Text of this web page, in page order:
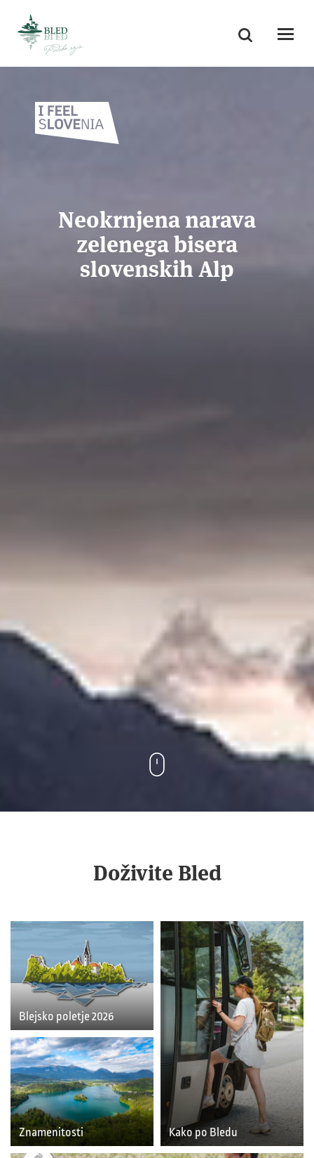
Iskanje
Odpri
Neokrnjena narava
zelenega bisera
slovenskih Alp
Doživite Bled
Blejsko poletje 2026
Znamenitosti Kako po Bledu